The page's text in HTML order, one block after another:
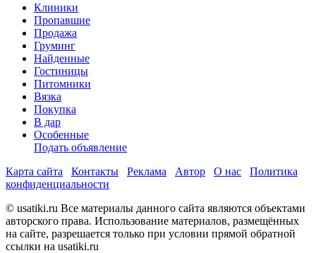
Клиники
Пропавшие
Продажа
Груминг
Найденные
Гостиницы
Питомники
Вязка
Покупка
В дар
Особенные
Подать объявление
Карта сайта
Контакты Реклама Автор О нас
Политика
конфиденциальности
© usatiki.ru Все материалы данного сайта являются объектами
авторского права. Использование материалов, размещённых
на сайте, разрешается только при условии прямой обратной
ссылки на usatiki.ru